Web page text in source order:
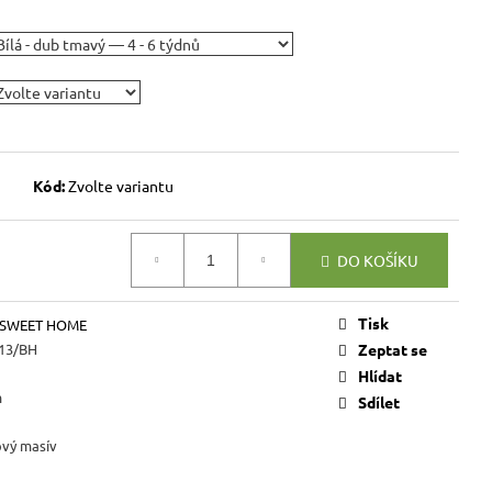
Kód:Zvolte variantu
DO KOŠÍKU
HOME
BH
masív
Tisk
Zeptat se
Hlídat
Sdílet
PROSTOREM